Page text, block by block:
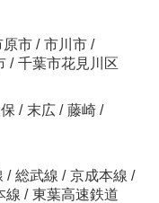
原市 / 市川市 /
/ 千葉市花見川区
/ 末広 / 藤崎 /
/ 総武線 / 京成本線 /
線 / 東葉高速鉄道